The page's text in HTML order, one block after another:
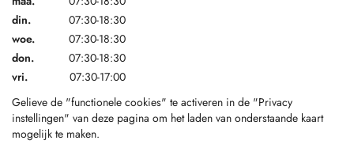
din.
07:30-18:30
woe.
07:30-18:30
don.
07:30-18:30
vri.
07:30-17:00
Gelieve de "functionele cookies" te activeren in de "Privacy
instellingen" van deze pagina om het laden van onderstaande kaart
mogelijk te maken.